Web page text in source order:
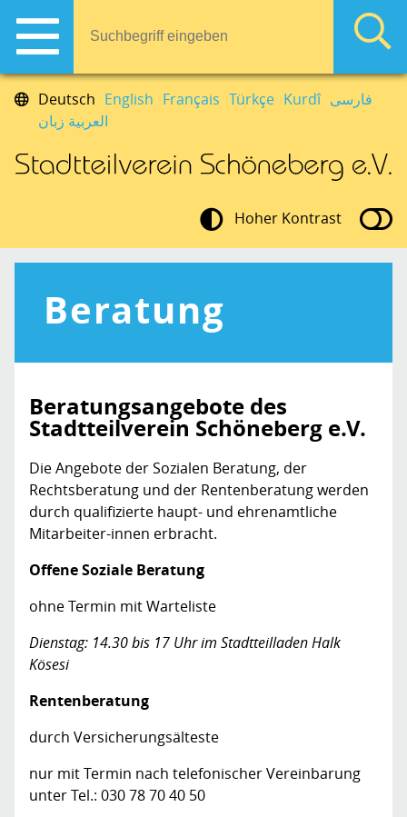
Deutsch English Français Türkçe Kurdî فارسی
العربية زبان
Hoher Kontrast
Beratung
Beratungsangebote des
Stadtteilverein Schöneberg e.V.
Die Angebote der Sozialen Beratung, der
Rechtsberatung und der Rentenberatung werden
durch qualifizierte haupt- und ehrenamtliche
Mitarbeiter-innen erbracht.
Offene Soziale Beratung
ohne Termin mit Warteliste
Dienstag: 14.30 bis 17 Uhr im Stadtteilladen Halk
Kösesi
Rentenberatung
durch Versicherungsälteste
nur mit Termin nach telefonischer Vereinbarung
unter Tel.: 030 78 70 40 50